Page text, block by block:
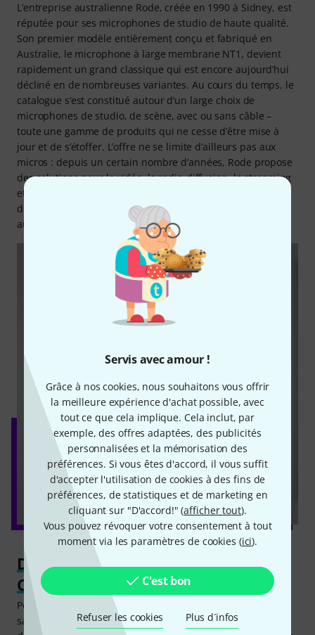
Servis avec amour !
Grâce à nos cookies, nous souhaitons vous offrir
la meilleure expérience d'achat possible, avec
tout ce que cela implique. Cela inclut, par
exemple, des offres adaptées, des publicités
personnalisées et la mémorisation des
préférences. Si vous êtes d'accord, il vous suffit
d'accepter l'utilisation de cookies à des fins de
préférences, de statistiques et de marketing en
cliquant sur "D'accord!" (afficher tout).
Vous pouvez révoquer votre consentement à tout
moment via les paramètres de cookies (ici).
C'est bon
Refuser les cookies Plus d´infos
L’entreprise australienne Rode, créée en 1990 à Sidney, est
réputée pour ses microphones de studio de haute qualité.
Son premier modèle entièrement conçu et fabriqué en
Australie, le microphone à large membrane NT1, devient
rapidement un grand classique qui est encore aujourd’hui
décliné en de nombreuses variantes. Au cours du temps, le
catalogue s’est constitué autour d’un large choix de
microphones de studio, de scène, avec ou sans câble –
toute une gamme de produits qui ne cesse d’être mise à
jour et de s’étoffer. L’offre ne se limite d’ailleurs pas aux
micros : depuis un certain nombre d’années, Rode propose
des solutions pour la vidéo, la radio-diffusion, le streaming
et la création de contenu de manière générale. Rode est
donc présent sur de nombreux fronts de la technique
audio-visuelle.
Des prises réussies grâce à Rode
Capture
Pour profiter pleinement de ce système de microphones
sans fil, on aura recours à l’application Rode Capture